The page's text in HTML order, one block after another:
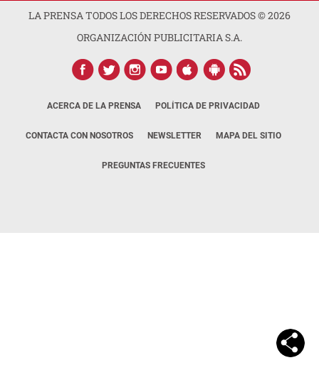
LA PRENSA TODOS LOS DERECHOS RESERVADOS ©2026
ORGANIZACIÓN PUBLICITARIA S.A.
ACERCA DE LA PRENSA POLÍTICA DE PRIVACIDAD
CONTACTA CON NOSOTROS NEWSLETTER MAPA DEL SITIO
PREGUNTAS FRECUENTES